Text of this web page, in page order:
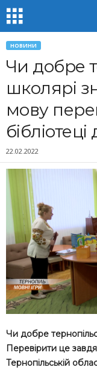
НОВИНИ
Чи добре
школярі
мову
22.02.2022
Чи добре
Перевірити це
Тернопільській